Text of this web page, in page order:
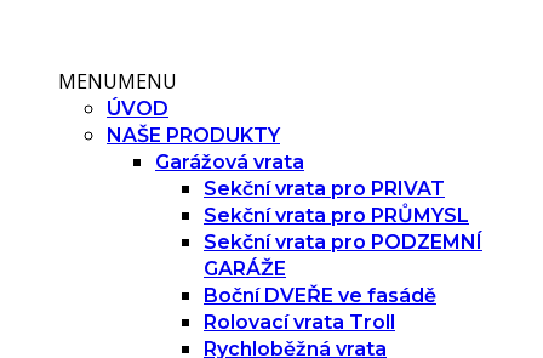
MENUMENU
ÚVOD
NAŠE PRODUKTY
Garážová vrata
Sekční vrata pro PRIVAT
Sekční vrata pro PRŮMYSL
Sekční vrata pro PODZEMNÍ
GARÁŽE
Boční DVEŘE ve fasádě
Rolovací vrata Troll
Rychloběžná vrata